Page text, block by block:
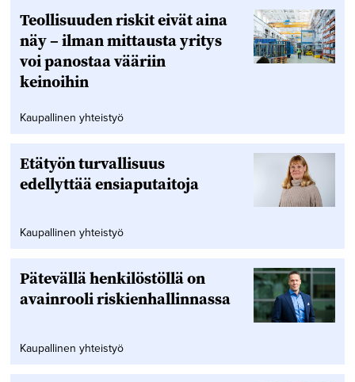
Teollisuuden riskit eivät aina
näy – ilman mittausta yritys
voi panostaa vääriin
keinoihin
Kaupallinen yhteistyö
Etätyön turvallisuus
edellyttää ensiaputaitoja
Kaupallinen yhteistyö
Pätevällä henkilöstöllä on
avainrooli riskienhallinnassa
Kaupallinen yhteistyö